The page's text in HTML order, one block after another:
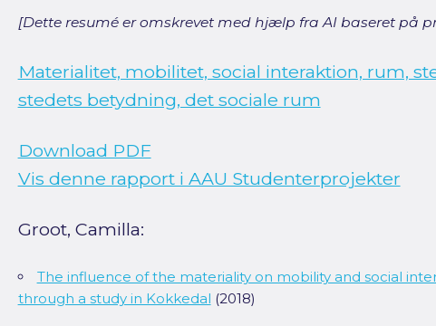
[Dette resumé er omskrevet med hjælp fra AI baseret på
Materialitet, mobilitet, social interaktion, rum,
stedets betydning, det sociale rum
Download PDF
Vis denne rapport i AAU Studenterprojekter
Groot, Camilla:
The influence of the materiality on mobility and social
through a study in Kokkedal (2018)